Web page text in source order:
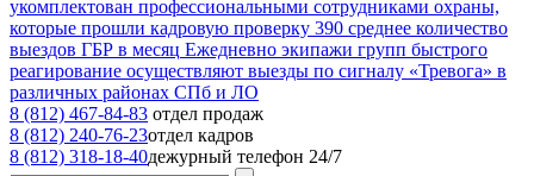
укомплектован профессиональными сотрудниками охраны,
которые прошли кадровую проверку 390 среднее количество
выездов ГБР в месяц Ежедневно экипажи групп быстрого
реагирование осуществляют выезды по сигналу «Тревога» в
различных районах СПб и ЛО
8 (812) 467-84-83 отдел продаж
8 (812) 240-76-23отдел кадров
8 (812) 318-18-40дежурный телефон 24/7